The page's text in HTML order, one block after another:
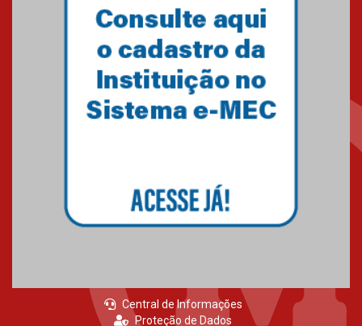
Primeiro culto do ano ressalta o
27.02.2026
Central de Informações
Proteção de Dados